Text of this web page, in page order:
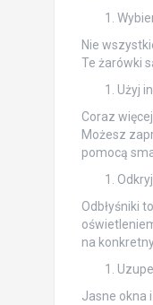
Nie
Te żarówki
Użyj
Coraz
Możesz
pomocą
Odbłyśniki
na
Jasne okna